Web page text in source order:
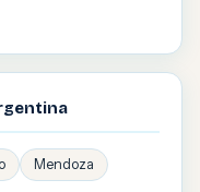
Mendoza